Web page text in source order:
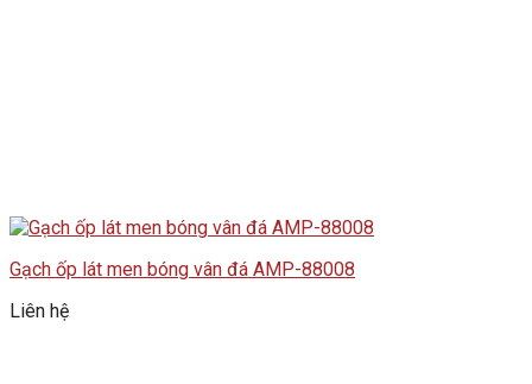
Gạch ốp lát men bóng vân đá AMP-88008
Liên hệ